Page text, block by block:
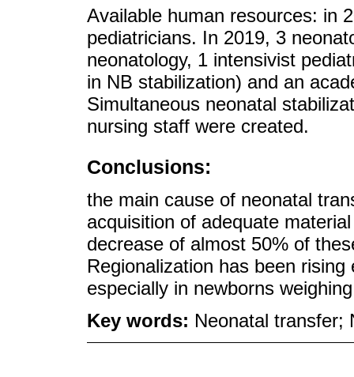
Available human resources: in
pediatricians. In 2019, 3
neonatology, 1 intensivist
in NB stabilization) and an
Simultaneous neonatal
nursing staff were created.
Conclusions:
the main cause of neonatal
acquisition of adequate
decrease of almost 50% of
Regionalization has been
especially in newborns
Key words: Neonatal transfer;